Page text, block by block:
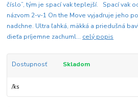
číslo”, tým je spací vak teplejší. Spací vak
názvom 2-v-1 On the Move vyjadruje jeho
nadchne. Ultra ľahká, mäkká a priedušná
dieťa príjemne zachuml... celý popis
Dostupnosť Skladom
/ks